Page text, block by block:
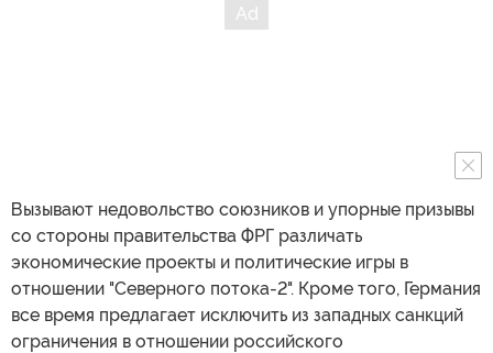
Вызывают недовольство союзников и упорные призывы
со стороны правительства ФРГ различать
экономические проекты и политические игры в
отношении "Северного потока-2". Кроме того, Германия
все время предлагает исключить из западных санкций
ограничения в отношении российского